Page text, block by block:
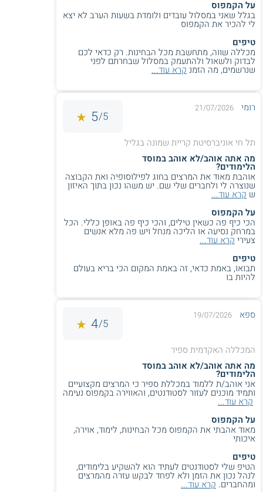
במגוון מסלולים תעסוקתיים לרבות, ניהול אדמיניסטרטיבי, כוח
אדם, שיווק, מכירות ותקשורת.
על הקמפוס
בגלל שאני במסלול עובדים ולומדת בשעות הערב לא יצא
לי להכיר את הקמפוס
טיפים
מכללה שווה, מתחשבת מכל הבחינות. רק כדאי לכם
לבדוק ולשאול ולהתעמק במסלול שבחרתם לפני
שנרשמים, מה הזמנ קרא עוד...
רומי 21/07/2026
5/
5
תל חי אוניברסיטת קריית שמונה בגליל
מה אתה אוהב/לא אוהב במוסד
הלימודים?
אוהבת מאוד את המרצים בחוג לפילוסופיה ואת הקבוצה
שנוצרה לי ולחברים שלי שם. יש משהו נכון בתוך האיזון
ש קרא עוד...
על הקמפוס
הכי כיף פה כשאין טילים, והכי כיף פה באופן כללי. הכל
במרחק נסיעה או הליכה מנחל ויש פה מלא אנשים
צעירי קרא עוד...
טיפים
תבואו, באמת כדאי, זה באמת המקום הכי בריא בעולם
להיות בו
ספא 19/07/2026
5/
4
המכללה האקדמית ספיר
מה אתה אוהב/לא אוהב במוסד
הלימודים?
אני אוהב/ת ללמוד במכללת ספיר כי המרצים מקצועיים
ותמיד מוכנים לעזור לסטודנטים, והאווירה בקמפוס נעימה
קרא עוד...
על הקמפוס
מאוד אהבתי את הקמפוס מכל הבחינות, לימוד, אוירה,
איכותי
טיפים
הטיפ שלי לסטודנטים לעתיד הוא להשקיע בלימודים,
לנהל נכון את הזמן ולא לפחד לבקש עזרה מהמרצים
ומהחברים. קרא עוד...